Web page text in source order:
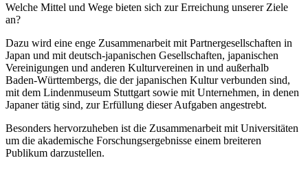
Welche Mittel und Wege bieten sich zur Erreichung unserer Ziele
an?
Dazu wird eine enge Zusammenarbeit mit Partnergesellschaften in
Japan und mit deutsch-japanischen Gesellschaften, japanischen
Vereinigungen und anderen Kulturvereinen in und außerhalb
Baden-Württembergs, die der japanischen Kultur verbunden sind,
mit dem Lindenmuseum Stuttgart sowie mit Unternehmen, in denen
Japaner tätig sind, zur Erfüllung dieser Aufgaben angestrebt.
Besonders hervorzuheben ist die Zusammenarbeit mit Universitäten
um die akademische Forschungsergebnisse einem breiteren
Publikum darzustellen.